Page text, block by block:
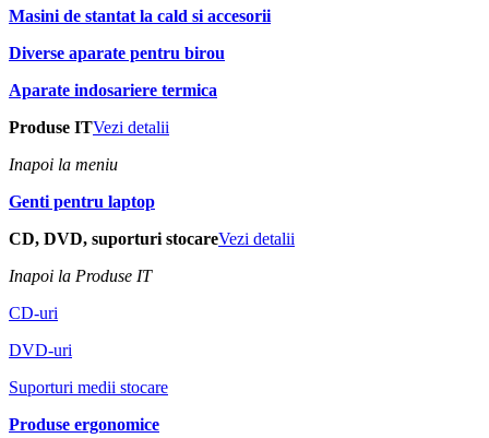
Masini de stantat la cald si accesorii
Diverse aparate pentru birou
Aparate indosariere termica
Produse ITVezi detalii
Inapoi la meniu
Genti pentru laptop
CD, DVD, suporturi stocareVezi detalii
Inapoi la Produse IT
CD-uri
DVD-uri
Suporturi medii stocare
Produse ergonomice